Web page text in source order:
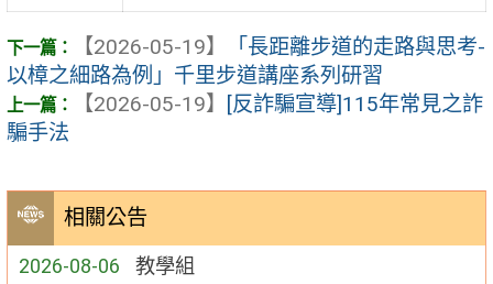
相關公告
2026-08-06 教學組
【2026-05-19】
「長距離步道的走路與思考-
以樟之細路為例」千里步道講座系列研習
【2026-05-19】 [反詐騙宣導]115年常見之詐
騙手法